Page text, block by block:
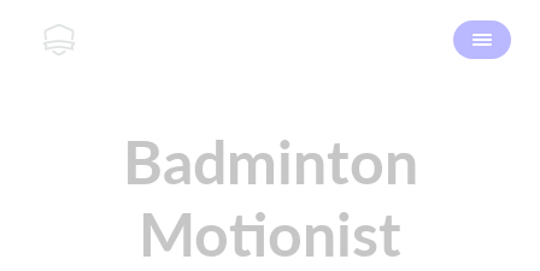
Badminton
Motionist